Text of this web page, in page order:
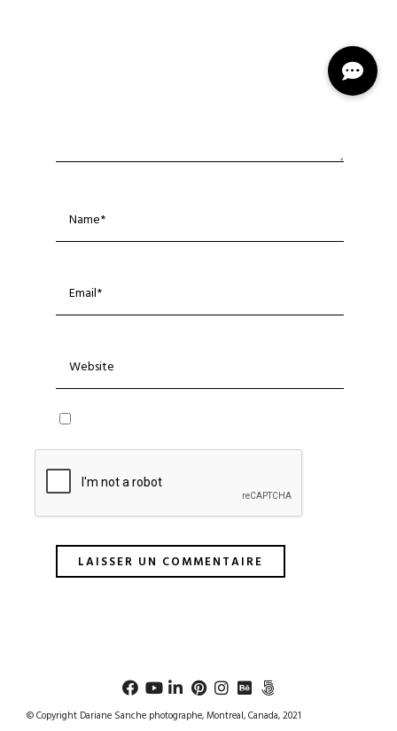
© Copyright Dariane Sanche photographe, Montreal, Canada, 2021